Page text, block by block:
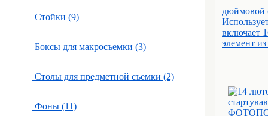
Стойки (9)
Боксы для макросъемки (3)
Столы для предметной съемки (2)
Фоны (11)
дюймовой
включает
элемент